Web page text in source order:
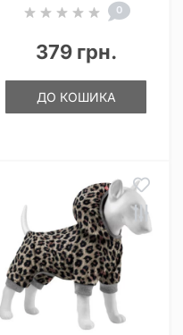
0
379 грн.
ДО КОШИКА